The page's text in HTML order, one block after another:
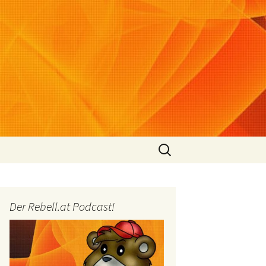
Suchen
nach:
Der Rebell.at Podcast!